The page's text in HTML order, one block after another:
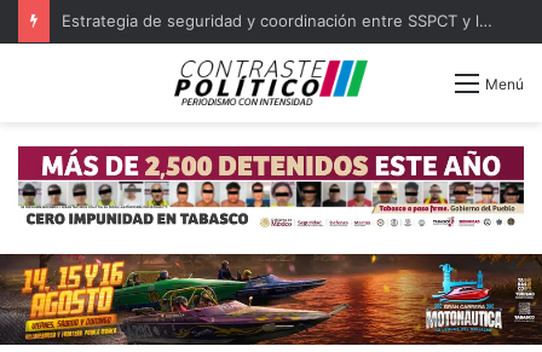
Estrategia de seguridad y coordinación entre SSPCT y las 16 policías municipales de Tabasco
Menú